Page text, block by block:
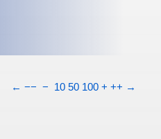
← −− − 10 50 100 + ++ →